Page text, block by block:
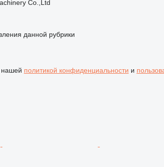
Co.,Ltd
данной рубрики
нашей политикой конфиденциальности и